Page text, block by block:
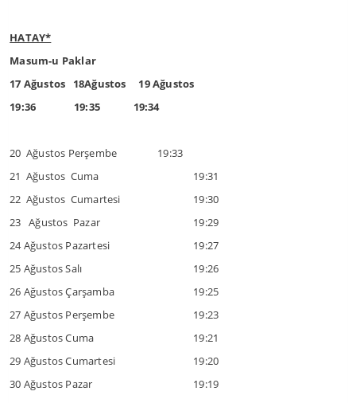
HATAY*
Masum-u Paklar
17 Ağustos 18Ağustos 19 Ağustos
19:36 19:35 19:34
20 Ağustos Perşembe 19:33
21 Ağustos Cuma
19:31
22 Ağustos Cumartesi
19:30
23 Ağustos Pazar
19:29
24 Ağustos Pazartesi
19:27
25 Ağustos Salı
19:26
26 Ağustos Çarşamba
19:25
27 Ağustos Perşembe
19:23
28 Ağustos Cuma
19:21
29 Ağustos Cumartesi
19:20
30 Ağustos Pazar
19:19